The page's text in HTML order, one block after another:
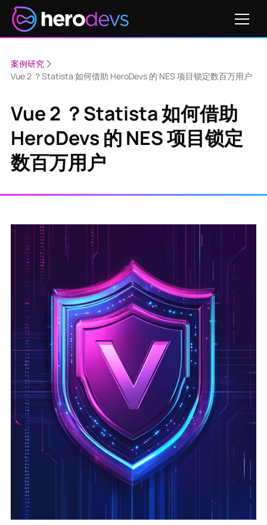
案例研究
Vue 2 ？Statista 如何借助 HeroDevs 的 NES 项目锁定数百万用户
Vue 2 ？Statista 如何借助
HeroDevs 的 NES 项目锁定
数百万用户